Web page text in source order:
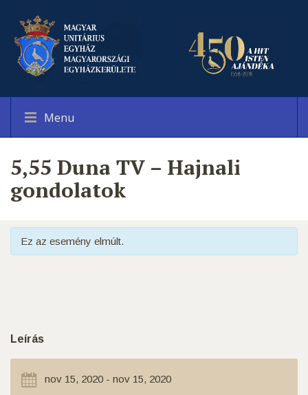
Menu
5,55 Duna TV – Hajnali
gondolatok
Ez az esemény elmúlt.
Leírás
nov 15, 2020 - nov 15, 2020